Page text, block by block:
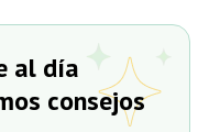
al día
consejos